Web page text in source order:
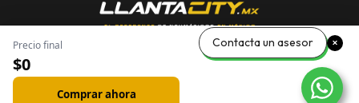
Precio final
$0
Comprar ahora
Contacta un asesor